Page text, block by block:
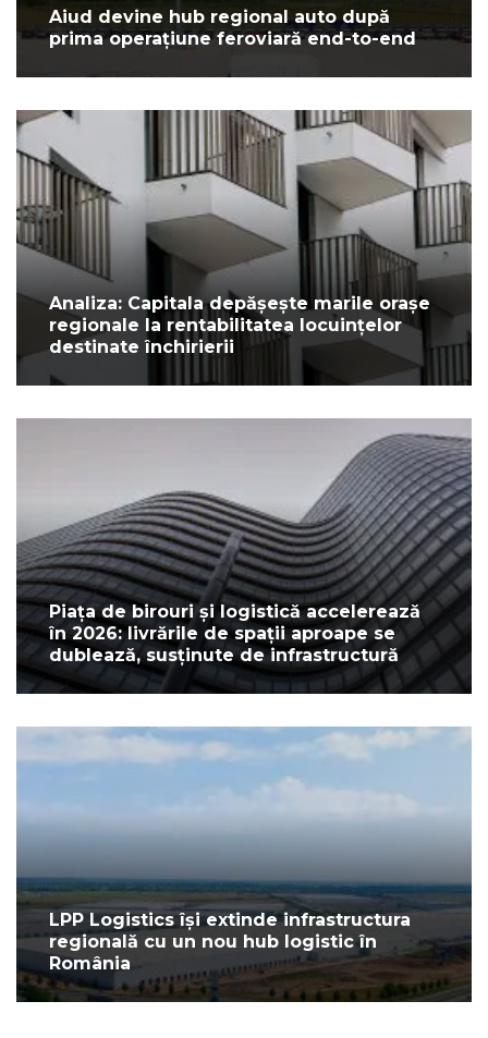
Aiud devine hub regional auto după
prima operațiune feroviară end-to-end
Analiza: Capitala depășește marile orașe
regionale la rentabilitatea locuințelor
destinate închirierii
Piața de birouri și logistică accelerează
în 2026: livrările de spații aproape se
dublează, susținute de infrastructură
LPP Logistics își extinde infrastructura
regională cu un nou hub logistic în
România